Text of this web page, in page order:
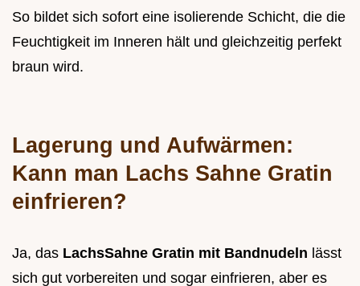
So bildet sich sofort eine isolierende Schicht, die die
Feuchtigkeit im Inneren hält und gleichzeitig perfekt
braun wird.
Lagerung und Aufwärmen:
Kann man Lachs Sahne Gratin
einfrieren?
Ja, das LachsSahne Gratin mit Bandnudeln lässt
sich gut vorbereiten und sogar einfrieren, aber es